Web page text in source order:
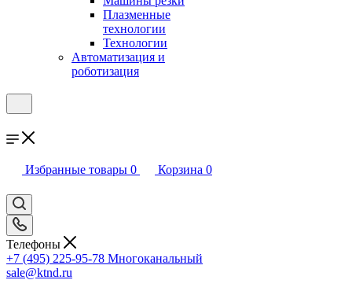
Плазменные
технологии
Технологии
Автоматизация и
роботизация
Избранные товары 0 Корзина 0
Телефоны
+7 (495) 225-95-78 Многоканальный
sale@ktnd.ru